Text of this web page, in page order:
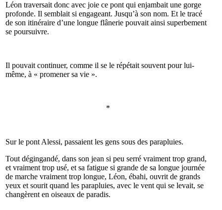
Léon traversait donc avec joie ce pont qui enjambait une gorge
profonde. Il semblait si engageant. Jusqu’à son nom. Et le tracé
de son itinéraire d’une longue flânerie pouvait ainsi superbement
se poursuivre.
Il pouvait continuer, comme il se le répétait souvent pour lui-
même, à « promener sa vie ».
*
Sur le pont Alessi, passaient les gens sous des parapluies.
Tout dégingandé, dans son jean si peu serré vraiment trop grand,
et vraiment trop usé, et sa fatigue si grande de sa longue journée
de marche vraiment trop longue, Léon, ébahi, ouvrit de grands
yeux et sourit quand les parapluies, avec le vent qui se levait, se
changèrent en oiseaux de paradis.